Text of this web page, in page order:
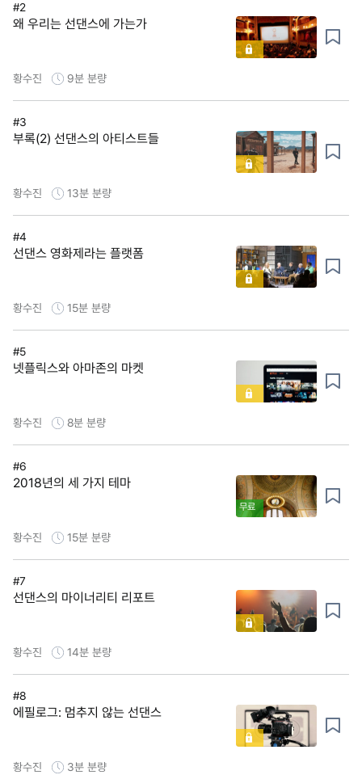
#2
왜 우리는 선댄스에 가는가
황수진 9분 분량
#3
부록(2) 선댄스의 아티스트들
황수진 13분 분량
#4
선댄스 영화제라는 플랫폼
황수진 15분 분량
#5
넷플릭스와 아마존의 마켓
황수진 8분 분량
#6
2018년의 세 가지 테마
무료
황수진 15분 분량
#7
선댄스의 마이너리티 리포트
황수진 14분 분량
#8
에필로그: 멈추지 않는 선댄스
황수진 3분 분량